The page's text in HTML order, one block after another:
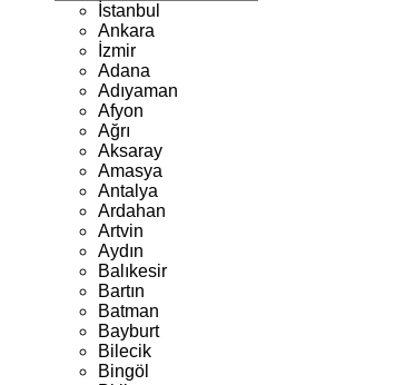
İstanbul
Ankara
İzmir
Adana
Adıyaman
Afyon
Ağrı
Aksaray
Amasya
Antalya
Ardahan
Artvin
Aydın
Balıkesir
Bartın
Batman
Bayburt
Bilecik
Bingöl